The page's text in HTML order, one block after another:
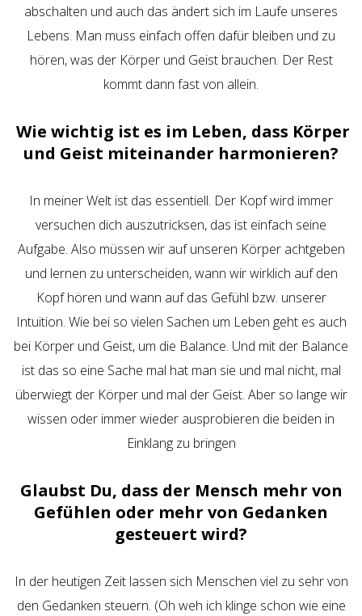
abschalten und auch das ändert sich im Laufe unseres
Lebens. Man muss einfach offen dafür bleiben und zu
hören, was der Körper und Geist brauchen. Der Rest
kommt dann fast von allein.
Wie wichtig ist es im Leben, dass Körper
und Geist miteinander harmonieren?
In meiner Welt ist das essentiell. Der Kopf wird immer
versuchen dich auszutricksen, das ist einfach seine
Aufgabe. Also müssen wir auf unseren Körper achtgeben
und lernen zu unterscheiden, wann wir wirklich auf den
Kopf hören und wann auf das Gefühl bzw. unserer
Intuition. Wie bei so vielen Sachen um Leben geht es auch
bei Körper und Geist, um die Balance. Und mit der Balance
ist das so eine Sache mal hat man sie und mal nicht, mal
überwiegt der Körper und mal der Geist. Aber so lange wir
wissen oder immer wieder ausprobieren die beiden in
Einklang zu bringen
Glaubst Du, dass der Mensch mehr von
Gefühlen oder mehr von Gedanken
gesteuert wird?
In der heutigen Zeit lassen sich Menschen viel zu sehr von
den Gedanken steuern. (Oh weh ich klinge schon wie eine